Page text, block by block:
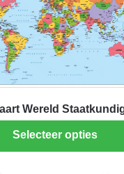
Wereld
Selecteer opties